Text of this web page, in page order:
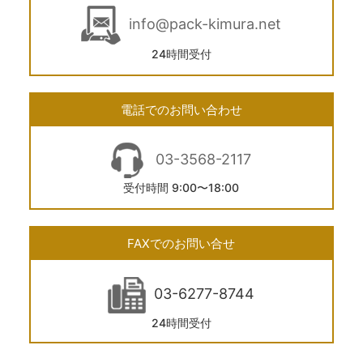
info@pack-kimura.net
24時間受付
電話でのお問い合わせ
03-3568-2117
受付時間 9:00〜18:00
FAXでのお問い合せ
03-6277-8744
24時間受付